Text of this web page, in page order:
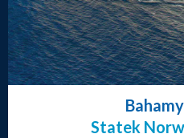
Bahamy
Statek